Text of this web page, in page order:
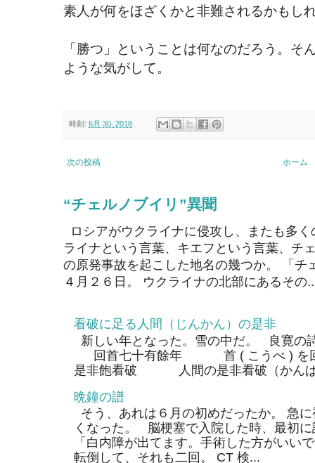
素人が何をほざくかと非難されるかもし
「勝つ」ということは何なのだろう。
ような気がして。
時刻: 6月 30, 2018
次の投稿 ホーム
“チェルノブイリ”異聞
ロシアがウクライナに侵攻し、またも多
ライナという言葉、キエフという言葉、チ
の原発事故を起こした地名の幾つか。 「チ
４月２６日。 ウクライナの北部にあるその
看破に足る人間（じんかん）の是非
新しい年となった。雪の中だ。 良寛の
回首七十有餘年 首 ( こうべ ) を回
是非飽看破 人間の是非看破（かん
晩鐘の譜
そう、あれは６月の初めだったか。 急
くなった。 脳梗塞で入院した時、最初
「白内障が出てます。手術した方がい
転倒して、それも二回。 CT 検...